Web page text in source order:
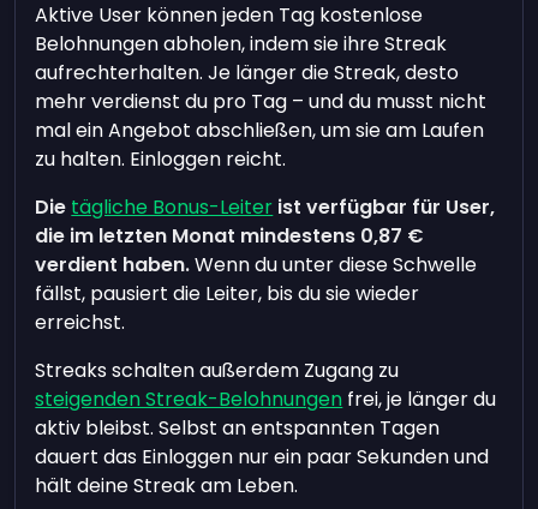
Aktive User können jeden Tag kostenlose
Belohnungen abholen, indem sie ihre Streak
aufrechterhalten. Je länger die Streak, desto
mehr verdienst du pro Tag – und du musst nicht
mal ein Angebot abschließen, um sie am Laufen
zu halten. Einloggen reicht.
Die tägliche Bonus-Leiter ist verfügbar für User,
die im letzten Monat mindestens 0,87 €
verdient haben.Wenn du unter diese Schwelle
fällst, pausiert die Leiter, bis du sie wieder
erreichst.
Streaks schalten außerdem Zugang zu
steigenden Streak-Belohnungen frei, je länger du
aktiv bleibst. Selbst an entspannten Tagen
dauert das Einloggen nur ein paar Sekunden und
hält deine Streak am Leben.